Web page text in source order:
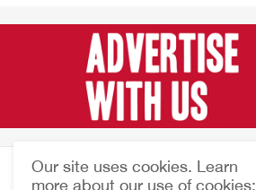
Our site uses cookies. Learn